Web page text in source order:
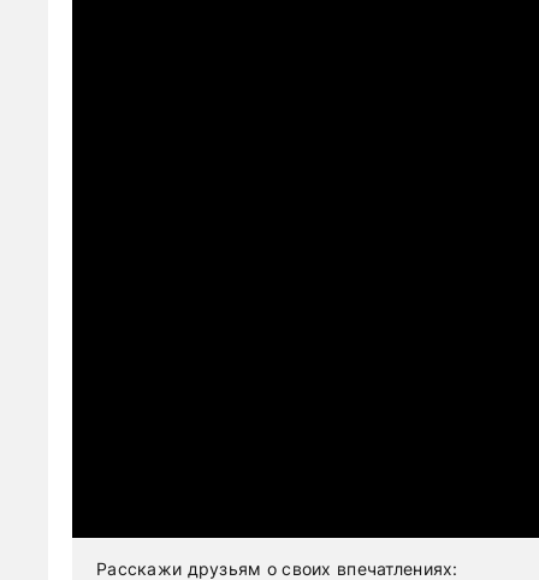
Расскажи друзьям о своих впечатлениях: